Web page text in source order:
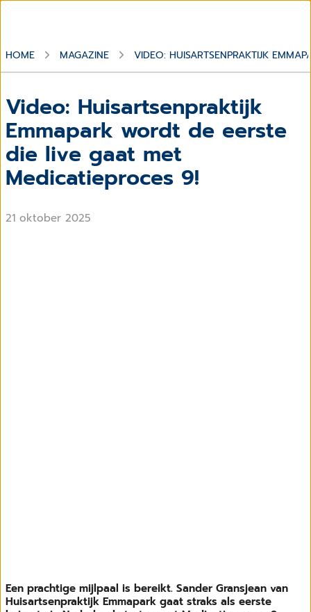
HOME MAGAZINE VIDEO: HUISARTSENPRAKTIJK
Video: Huisartsenpraktijk
Emmapark wordt de eerste
die live gaat met
Medicatieproces 9!
21 oktober 2025
Een prachtige mijlpaal is bereikt. Sander Gransjean van
Huisartsenpraktijk Emmapark gaat straks als eerste